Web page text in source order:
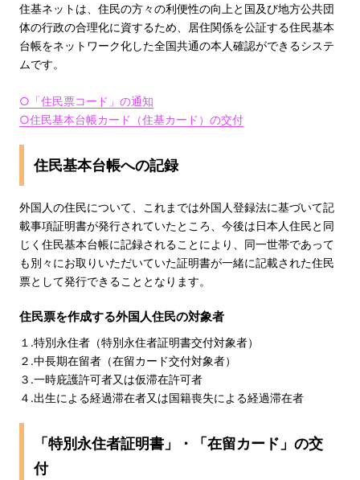
住基ネットは、住民の方々の利便性の向上と国及び地方公共団
体の行政の合理化に資するため、居住関係を公証する住民基本
台帳をネットワーク化した全国共通の本人確認ができるシステ
ムです。
○「住民票コード」の通知
○住民基本台帳カード（住基カード）の交付
住民基本台帳への記録
外国人の住民について、これまでは外国人登録法に基づいて記
載事項証明書が発行されていたところ、今後は日本人住民と同
じく住民基本台帳に記録されることにより、同一世帯であって
も別々にお取りいただいていた証明書が一緒に記載された住民
票として発行できることとなります。
住民票を作成する外国人住民の対象者
１.特別永住者（特別永住者証明書交付対象者）
２.中長期在留者（在留カード交付対象者）
３.一時庇護許可者又は仮滞在許可者
４.出生による経過滞在者又は国籍喪失による経過滞在者
「特別永住者証明書」・「在留カード」の交
付